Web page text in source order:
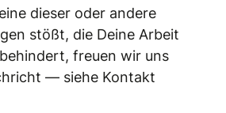
dieser oder andere
stößt, die Deine Arbeit
freuen wir uns
— siehe Kontakt